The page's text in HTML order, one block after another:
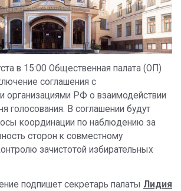
в 15:00 Общественная палата (ОП)
соглашения с
организациями РФ о взаимодействии
голосования. В соглашении будут
координации по наблюдению за
сторон к совместному
зачистотой избирательных
подпишет секретарь палаты Лидия